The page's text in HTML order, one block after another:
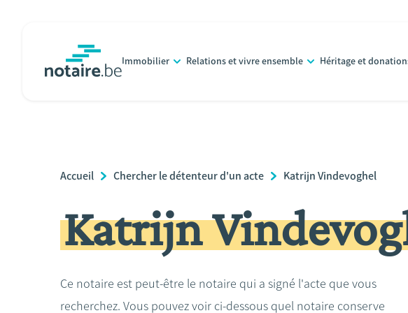
principal
Immobilier Relations et vivre ensemble Héritage et
Breadcrumb
Accueil Chercher le détenteur d'un acte Katrijn Vindevoghel
Katrijn
Ce notaire est peut-être le notaire qui a signé l'acte que vous
recherchez. Vous pouvez voir ci-dessous quel notaire conserve